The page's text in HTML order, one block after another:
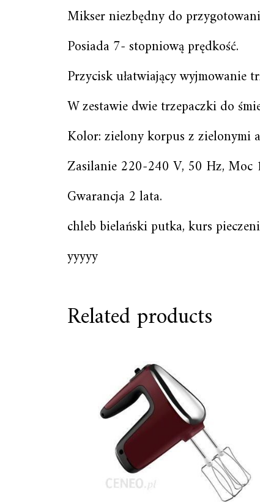
Mikser niezbędny do
Posiada 7- stopniową prędkość.
Przycisk ułatwiający wyjmowanie
W zestawie dwie trzepaczki do
Kolor: zielony korpus z zielonymi
Zasilanie 220-240 V, 50 Hz, Moc
Gwarancja 2 lata.
chleb bielański putka, kurs
yyyyy
Related products